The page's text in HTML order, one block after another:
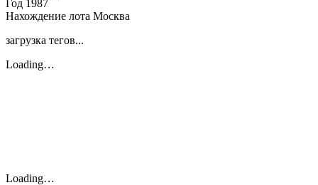
Год 1987
Нахождение лота Москва
загрузка тегов...
Loading…
Loading…